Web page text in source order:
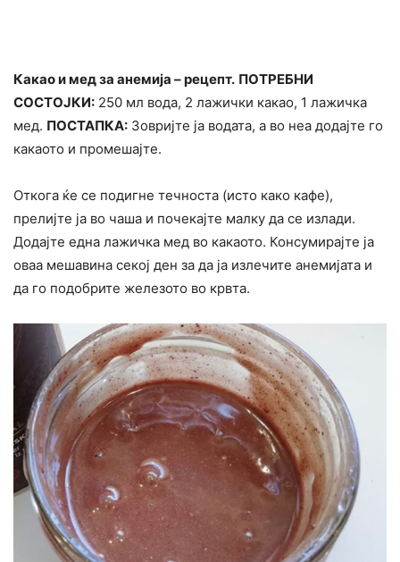
Какао и мед за анемија – рецепт. ПОТРЕБНИ
СОСТОЈКИ: 250 мл вода, 2 лажички какао, 1 лажичка
мед. ПОСТАПКА: Зовријте ја водата, а во неа додајте го
какаото и промешајте.
Откога ќе се подигне течноста (исто како кафе),
прелијте ја во чаша и почекајте малку да се излади.
Додајте една лажичка мед во какаото. Конcyмирајте ја
оваа мешавина секој ден за да ја излечите анемијата и
да го подобрите железото во кpвта.